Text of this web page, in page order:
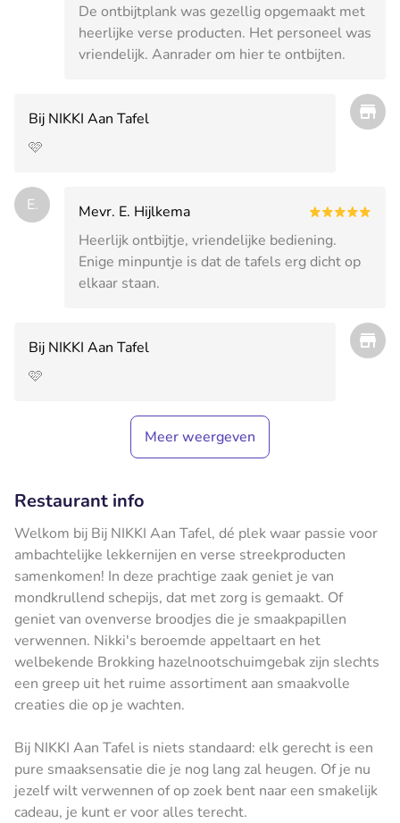
De ontbijtplank was gezellig opgemaakt met
heerlijke verse producten. Het personeel was
vriendelijk. Aanrader om hier te ontbijten.
Bij NIKKI Aan Tafel
🩷
E.
Mevr. E. Hijlkema
Heerlijk ontbijtje, vriendelijke bediening.
Enige minpuntje is dat de tafels erg dicht op
elkaar staan.
Bij NIKKI Aan Tafel
🩷
Meer weergeven
Restaurant info
Welkom bij Bij NIKKI Aan Tafel, dé plek waar passie voor
ambachtelijke lekkernijen en verse streekproducten
samenkomen! In deze prachtige zaak geniet je van
mondkrullend schepijs, dat met zorg is gemaakt. Of
geniet van ovenverse broodjes die je smaakpapillen
verwennen. Nikki's beroemde appeltaart en het
welbekende Brokking hazelnootschuimgebak zijn slechts
een greep uit het ruime assortiment aan smaakvolle
creaties die op je wachten.
Bij NIKKI Aan Tafel is niets standaard: elk gerecht is een
pure smaaksensatie die je nog lang zal heugen. Of je nu
jezelf wilt verwennen of op zoek bent naar een smakelijk
cadeau, je kunt er voor alles terecht.